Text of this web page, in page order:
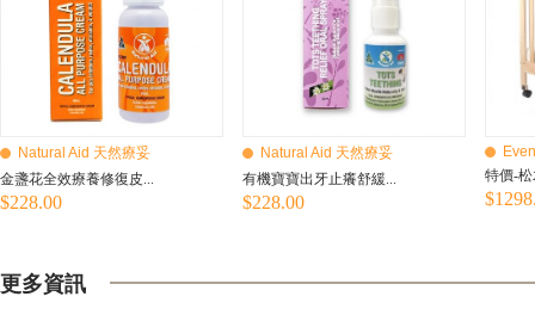
Natural Aid 天然療妥
金盞花全效療養修復皮...
$228.00
Natural Aid 天然療妥
有機寶寶出牙止癢舒緩...
$228.00
特價-
更多資訊